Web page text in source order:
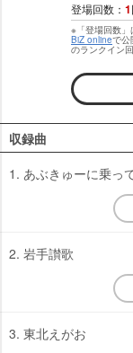
登場回数： 1
※「登場回数」
BiZ onlineで公
のランクイン
収録曲
1. あぶきゅーに乗っ
2. 岩手讃歌
3. 東北えがお